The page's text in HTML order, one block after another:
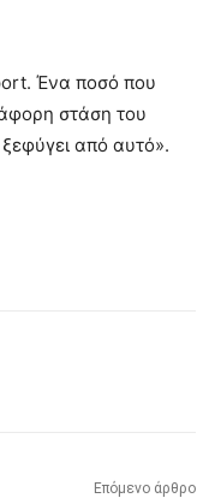
Ένα ποσό που
στάση του
από αυτό».
Επόμενο άρθρο